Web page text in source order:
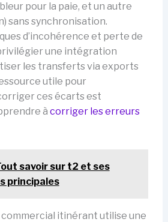
pour la paie, et un autre
sans synchronisation.
d’incohérence et perte de
une intégration
les transferts via exports
utile pour
ces écarts est
à corriger les erreurs
savoir sur t2 et ses
principales
commercial itinérant utilise une